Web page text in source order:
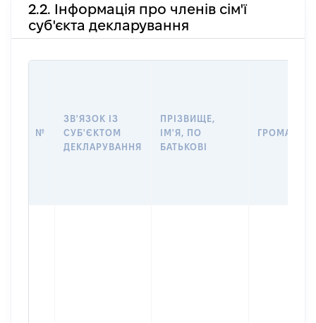
2.2. Інформація про членів сім'ї
суб'єкта декларування
№
ЗВ'ЯЗОК ІЗ
СУБ'ЄКТОМ
ДЕКЛАРУВАННЯ
ПРІЗВИЩЕ,
ІМ'Я, ПО
БАТЬКОВІ